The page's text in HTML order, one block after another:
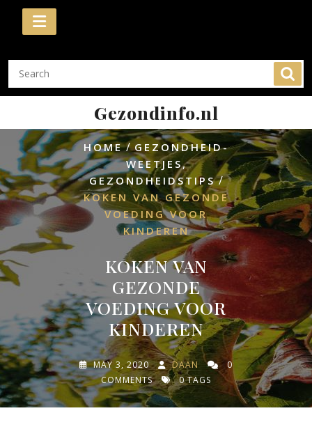
Skip
Gezondinfo.nl
HOME/GEZONDHEID-
WEETJES,
GEZONDHEIDSTIPS/
KOKEN VAN GEZONDE
VOEDING VOOR
KINDEREN
KOKEN VAN
GEZONDE
VOEDING VOOR
KINDEREN
MAY 3, 2020 DAAN
0
COMMENTS
0 TAGS